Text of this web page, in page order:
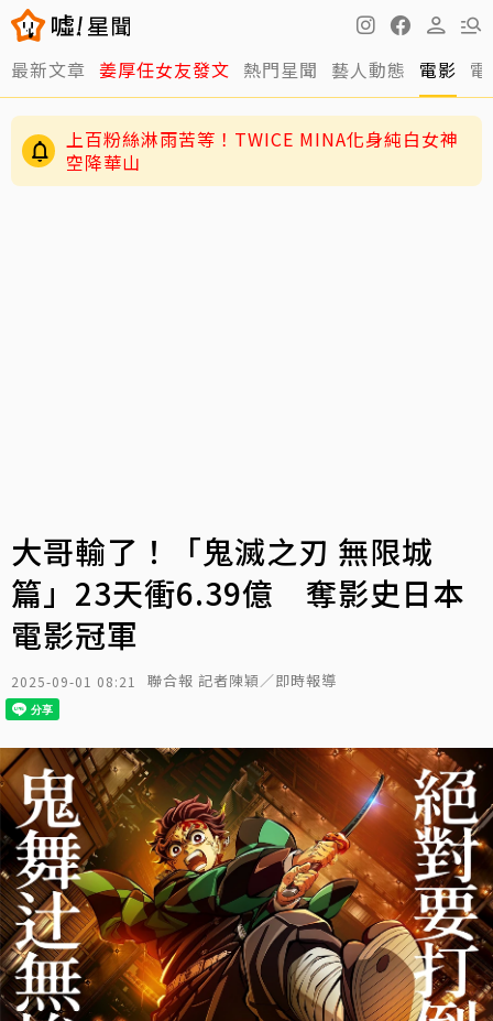
最新文章 姜厚任女友發文 熱門星聞 藝人動態 電影
上百粉絲淋雨苦等！TWICE MINA化身純白女神
空降華山
大哥輸了！「鬼滅之刃 無限城
篇」23天衝6.39億 奪影史日本
電影冠軍
2025-09-01 08:21 聯合報 記者陳穎／即時報導